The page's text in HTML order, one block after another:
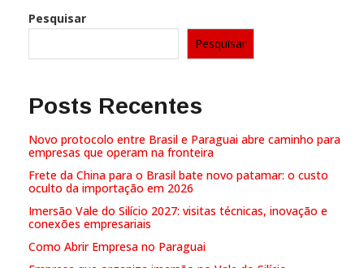
Pesquisar
Pesquisar
Posts Recentes
Novo protocolo entre Brasil e Paraguai abre caminho para
empresas que operam na fronteira
Frete da China para o Brasil bate novo patamar: o custo
oculto da importação em 2026
Imersão Vale do Silício 2027: visitas técnicas, inovação e
conexões empresariais
Como Abrir Empresa no Paraguai